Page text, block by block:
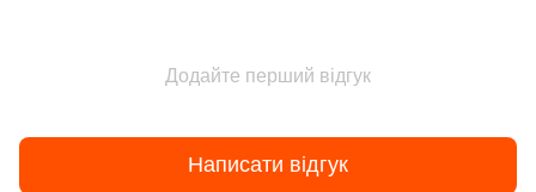
Додайте перший відгук
Написати відгук